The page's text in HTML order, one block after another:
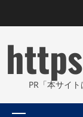
to
PR「本サイ